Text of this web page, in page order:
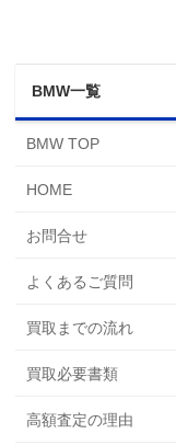
BMW一覧
BMW TOP
HOME
お問合せ
よくあるご質問
買取までの流れ
買取必要書類
高額査定の理由